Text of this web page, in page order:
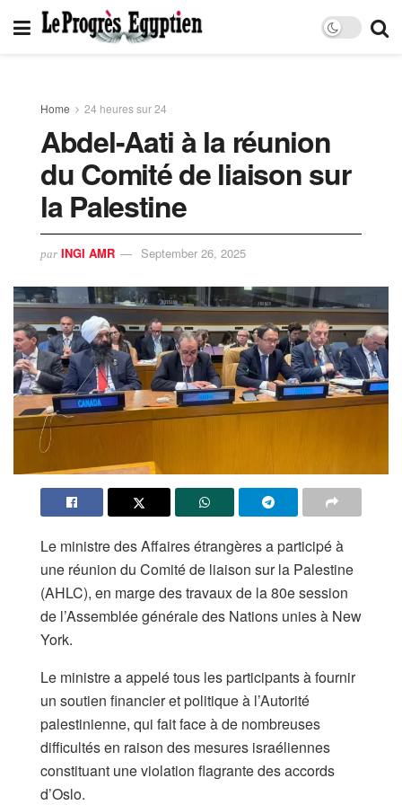
Home 24 heures sur 24
Abdel-Aati à la réunion
du Comité de liaison sur
la Palestine
par INGI AMR September 26, 2025
Le ministre des Affaires étrangères a participé à
une réunion du Comité de liaison sur la Palestine
(AHLC), en marge des travaux de la 80e session
de l’Assemblée générale des Nations unies à New
York.
Le ministre a appelé tous les participants à fournir
un soutien financier et politique à l’Autorité
palestinienne, qui fait face à de nombreuses
difficultés en raison des mesures israéliennes
constituant une violation flagrante des accords
d’Oslo.